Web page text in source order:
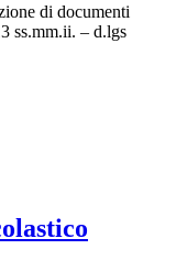
di documenti
ss.mm.ii. – d.lgs